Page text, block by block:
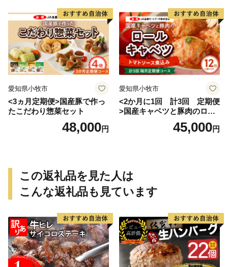
愛知県小牧市
<3ヵ月定期便>国産豚で作っ
たこだわり惣菜セット
48,000円
愛知県小牧市
<2か月に1回 計3回 定期便
>国産キャベツと豚肉のロー
ルキャベツ（6P入り）
45,000円
この返礼品を見た人は
こんな返礼品も見ています